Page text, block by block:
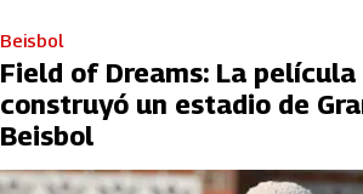
Beisbol
Field of Dreams: La película
construyó un estadio de
Beisbol